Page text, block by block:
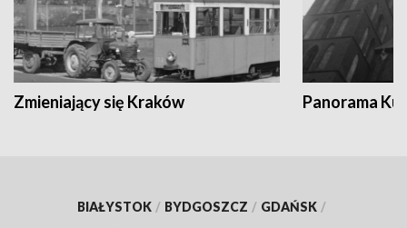
Zmieniający się Kraków Panorama
BIAŁYSTOK / BYDGOSZCZ / GDAŃSK /